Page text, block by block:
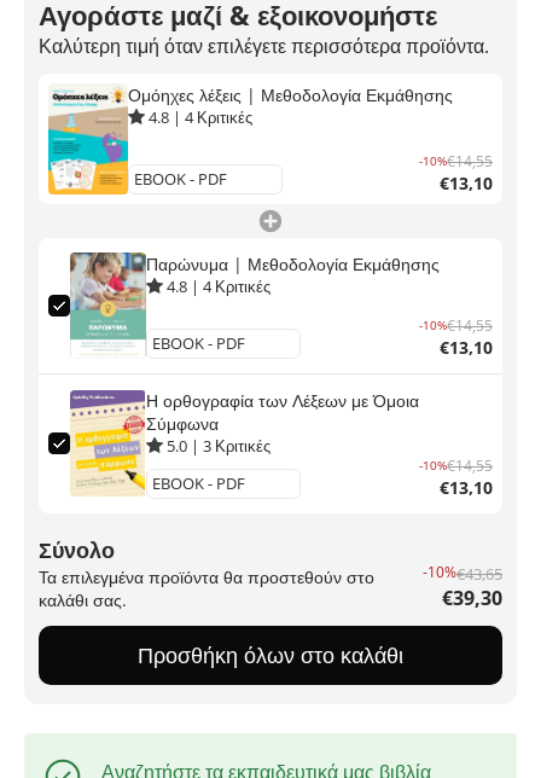
Αγοράστε μαζί & εξοικονομήστε
Καλύτερη τιμή όταν επιλέγετε περισσότερα προϊόντα.
Ομόηχες λέξεις | Μεθοδολογία Εκμάθησης
4.8| 4Κριτικές
-10%€14,55
€13,10
Παρώνυμα | Μεθοδολογία Εκμάθησης
4.8| 4Κριτικές
-10%€14,55
€13,10
Η ορθογραφία των Λέξεων με Όμοια
Σύμφωνα
5.0| 3Κριτικές
-10%€14,55
€13,10
Σύνολο
Τα επιλεγμένα προϊόντα θα προστεθούν στο
καλάθι σας.
-10%€43,65
€39,30
Προσθήκη όλων στο καλάθι
Αναζητήστε τα εκπαιδευτικά μας βιβλία